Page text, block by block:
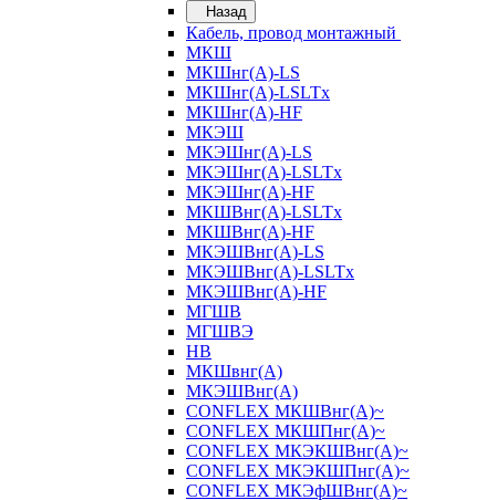
Назад
Кабель, провод монтажный
МКШ
МКШнг(А)-LS
МКШнг(А)-LSLTx
МКШнг(А)-HF
МКЭШ
МКЭШнг(А)-LS
МКЭШнг(А)-LSLTx
МКЭШнг(А)-HF
МКШВнг(A)-LSLTx
МКШВнг(А)-HF
МКЭШВнг(А)-LS
МКЭШВнг(A)-LSLTx
МКЭШВнг(А)-HF
МГШВ
МГШВЭ
НВ
МКШвнг(А)
МКЭШВнг(А)
CONFLEX МКШВнг(А)~
CONFLEX МКШПнг(А)~
CONFLEX МКЭКШВнг(А)~
CONFLEX МКЭКШПнг(А)~
CONFLEX МКЭфШВнг(А)~